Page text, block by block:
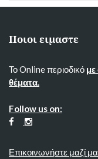
Ποιοι ειμαστε
Το Online περιοδικό με
θέματα.
Follow us on:
Επικοινωνήστε μαζί